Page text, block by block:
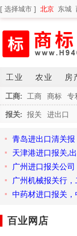
[ 选择城市 ] 北京 东城
工业 农业 房
工商: 工商 商标 专
报关: 报关 进出口
青岛进出口清关报
天津港进口报关,
广州进口报关公
广州机械报关行
中药材进口报关
百业网店